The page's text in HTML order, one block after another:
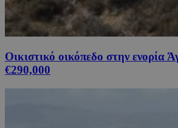
Οικιστικό οικόπεδο στην ενορία
€290,000